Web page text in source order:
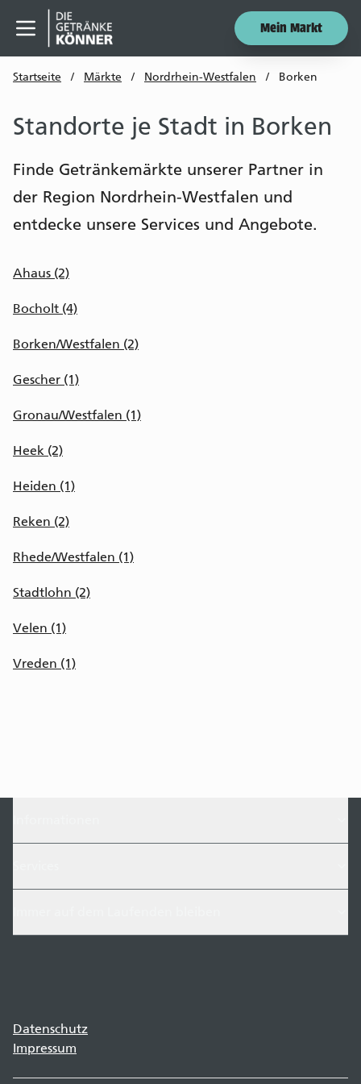
Menü öffnen
Mein Markt
Startseite / Märkte / Nordrhein-Westfalen / Borken
Standorte je Stadt in Borken
Finde Getränkemärkte unserer Partner in
der Region Nordrhein-Westfalen und
entdecke unsere Services und Angebote.
Ahaus (2)
Bocholt (4)
Borken/Westfalen (2)
Gescher (1)
Gronau/Westfalen (1)
Heek (2)
Heiden (1)
Reken (2)
Rhede/Westfalen (1)
Stadtlohn (2)
Velen (1)
Vreden (1)
Datenschutz
Impressum